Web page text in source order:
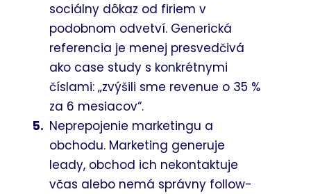
sociálny dôkaz od firiem v
podobnom odvetví. Generická
referencia je menej presvedčivá
ako case study s konkrétnymi
číslami: „zvýšili sme revenue o 35 %
za 6 mesiacov“.
Neprepojenie marketingu a
obchodu. Marketing generuje
leady, obchod ich nekontaktuje
včas alebo nemá správny follow-